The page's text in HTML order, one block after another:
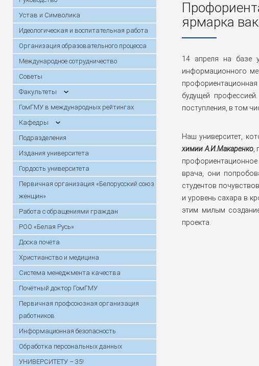
Кафедры
Подразделения
Первичная организация
«Белорусский союз женщин»
Христианство и
Первичная профсоюзная
организация работников
Информационная
Летопись
году
Горячая линия по вопросам
вступительной кампании
Специальности
День открытых дверей
Архив проходных
Карта и маршрут проезда
Электронная
абитуриентов
Симуляционно-аттестационный
центр
Анкетирование
Банк данных одаренной молодежи
Студенческий
специалистов и интернов
возмещения
Прием иностранных граждан для
обучения на английском языке /
Training of foreign students in English
Повышение
переподготовка
Конкурсы, гранты, стипендии
Инструкции на
Работа комитета по этике
Календарь конференций
Диссертационный
В помощь исследователю
Госпрограмма
Устав и Символика
Идеологическая и воспитательная работа
Организация образовательного процесса
Международное сотрудничество
Советы
Факультеты
ГомГМУ в международных рейтингах
Кафедры
Подразделения
Издания университета
Гордость университета
Первичная организация «Белорусский союз
женщин»
Работа с обращениями граждан
РОО «Белая Русь»
Доска почёта
Христианство и медицина
Система менеджмента качества
Почётный доктор ГомГМУ
Первичная профсоюзная организация
работников
Информационная безопасность
Обработка персональных данных
УНИВЕРСИТЕТУ – 35!
ярмарка
14 апреля на базе
информационного
будущей
поступления, в том
Наш университет,
химии А.И.Макаренко,
профориентационное
врача, они
студентов
и уровень сахара в
этим милым
проекта.